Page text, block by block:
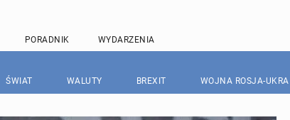
PORADNIK WYDARZENIA
ŚWIAT WALUTY BREXIT WOJNA ROSJA-